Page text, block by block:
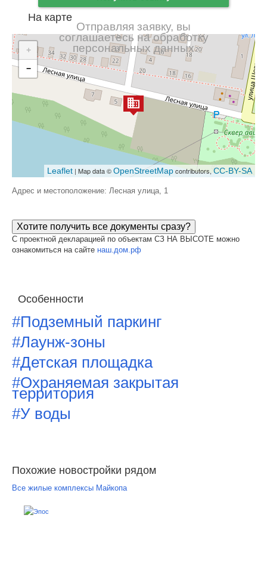
На карте
+
−
Leaflet | Map data ©OpenStreetMapcontributors, CC-BY-SA
Адрес и местоположение: Лесная улица, 1
Хотите получить все документы сразу?
С проектной декларацией по объектам СЗ НА ВЫСОТЕ можно
ознакомиться на сайте наш.дом.рф
Особенности
#Подземный паркинг
#Лаунж-зоны
#Детская площадка
#Охраняемая закрытая
территория
#У воды
Похожие новостройки рядом
Все жилые комплексы Майкопа
Отправляя заявку, вы
соглашаетесь на обработку
персональных данных